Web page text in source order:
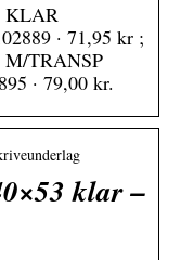
KLAR
· 71,95 kr ;
TRANSP
· 79,00 kr.
klar –